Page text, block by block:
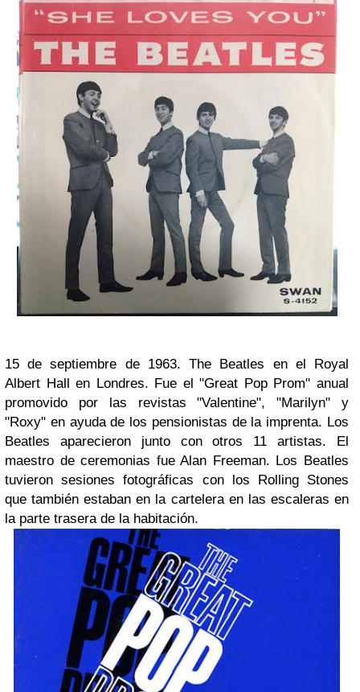
15 de septiembre de 1963. The Beatles en el Royal
Albert Hall en Londres. Fue el "Great Pop Prom" anual
promovido por las revistas "Valentine", "Marilyn" y
"Roxy" en ayuda de los pensionistas de la imprenta. Los
Beatles aparecieron junto con otros 11 artistas. El
maestro de ceremonias fue Alan Freeman. Los Beatles
tuvieron sesiones fotográficas con los Rolling Stones
que también estaban en la cartelera en las escaleras en
la parte trasera de la habitación.